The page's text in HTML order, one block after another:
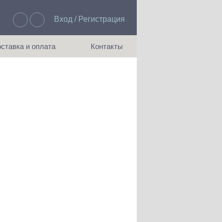
Вход / Регистрация
и оплата Контакты